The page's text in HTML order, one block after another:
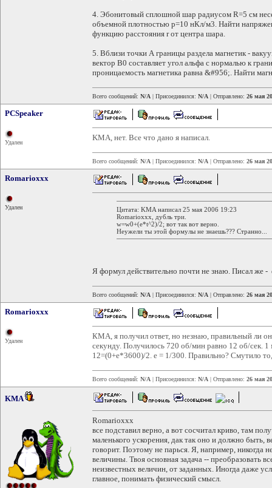
4. Эбонитовый сплошной шар радиусом R=5 см
объемной плотностью p=10 нКл/м3. Найти
функцию расстояния r от центра шара.
5. Вблизи точки А границы раздела магнетик -
вектор В0 составляет угол альфа с нормалью к
проницаемость магнетика равна &#956;. Найти
Всего сообщений: N/A | Присоединился: N/A | Отправлено: 26 мая
PCSpeaker
Удален
KMA, нет. Все что дано я написал.
Всего сообщений: N/A | Присоединился: N/A | Отправлено: 26 мая
Romarioxxx
Удален
Цитата: KMA написал 25 мая 2006 19:23
Romarioxxx, дубль три.
w=w0+(e*t^2)/2; вот так вот верно.
Неужели ты этой формулы не знаешь??? Странно...
Я формул действительно почти не знаю. Писал же
Всего сообщений: N/A | Присоединился: N/A | Отправлено: 26 мая
Romarioxxx
Удален
КМА, я получил ответ, но незнаю, правильный ли
секунду. Получилось 720 об/мин равно 12 об/сек.
12=(0+е*3600)/2. е = 1/300. Правильно? Смутило
Всего сообщений: N/A | Присоединился: N/A | Отправлено: 26 мая
KMA
Romarioxxx
все подставил верно, а вот сосчитал криво, там
маленького ускорения, дак так оно и должно быть,
говорит. Поэтому не парься. Я, например, никогда
величины. Твоя основная задача -- преобразовать
неизвестных величин, от заданных. Иногда даже
главное, понимать физический смысл.